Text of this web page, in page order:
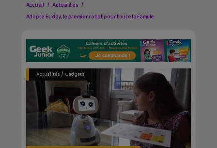
Accueil
Actualités
Adopte Buddy, le premier robot pour toute la famille
Actualités/ Gadgets